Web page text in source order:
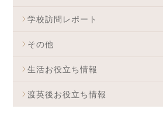
学校訪問レポート
その他
生活お役立ち情報
渡英後お役立ち情報